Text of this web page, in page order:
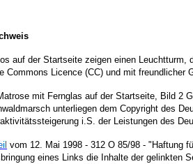
auf der Startseite zeigen einen
Commons Licence (CC) und mit freundlicher
mit Fernglas auf der Startseite, Bild 2
unterliegen dem Copyright des
i.S. der Leistungen des
vom 12. Mai 1998 - 312 O 85/98 - "Haftung
eines Links die Inhalte der gelinkten